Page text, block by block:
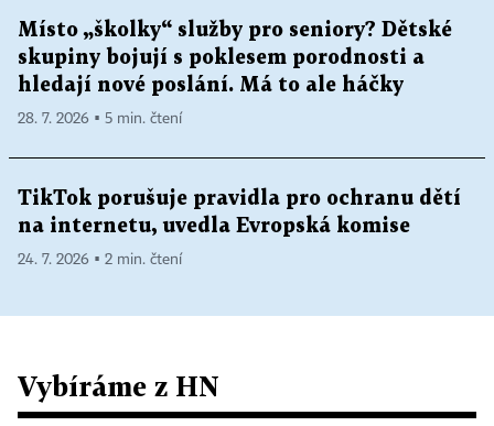
Místo „školky“ služby pro seniory? Dětské
skupiny bojují s poklesem porodnosti a
hledají nové poslání. Má to ale háčky
28. 7. 2026 ▪ 5 min. čtení
TikTok porušuje pravidla pro ochranu dětí
na internetu, uvedla Evropská komise
24. 7. 2026 ▪ 2 min. čtení
Vybíráme z HN